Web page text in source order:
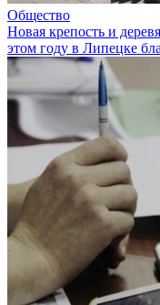
Общество
Новая крепость и
этом году в Липецке